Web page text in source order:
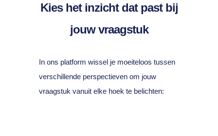
Kies het inzicht dat past bij
jouw vraagstuk
In ons platform wissel je moeiteloos tussen
verschillende perspectieven om jouw
vraagstuk vanuit elke hoek te belichten: